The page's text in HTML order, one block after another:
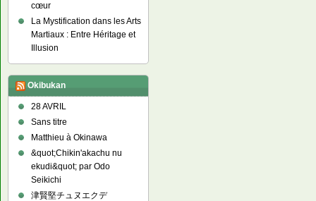
cœur
La Mystification dans les Arts
Martiaux : Entre Héritage et
Illusion
Okibukan
28 AVRIL
Sans titre
Matthieu à Okinawa
&quot;Chikin'akachu nu
ekudi&quot; par Odo
Seikichi
津賢堅チュヌエクデ